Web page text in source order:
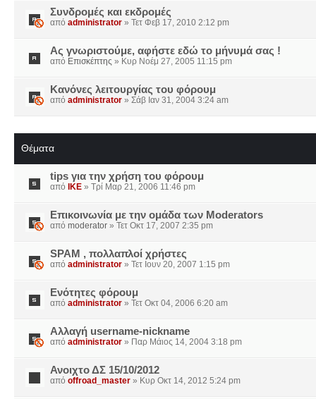
Συνδρομές και εκδρομές
από administrator » Τετ Φεβ 17, 2010 2:12 pm
Ας γνωριστούμε, αφήστε εδώ το μήνυμά σας !
από Επισκέπτης » Κυρ Νοέμ 27, 2005 11:15 pm
Κανόνες λειτουργίας του φόρουμ
από administrator » Σάβ Ιαν 31, 2004 3:24 am
Θέματα
tips για την χρήση του φόρουμ
από IKE » Τρί Μαρ 21, 2006 11:46 pm
Επικοινωνία με την ομάδα των Moderators
από moderator » Τετ Οκτ 17, 2007 2:35 pm
SPAM , πολλαπλοί χρήστες
από administrator » Τετ Ιουν 20, 2007 1:15 pm
Ενότητες φόρουμ
από administrator » Τετ Οκτ 04, 2006 6:20 am
Αλλαγή username-nickname
από administrator » Παρ Μάιος 14, 2004 3:18 pm
Ανοιχτο ΔΣ 15/10/2012
από offroad_master » Κυρ Οκτ 14, 2012 5:24 pm